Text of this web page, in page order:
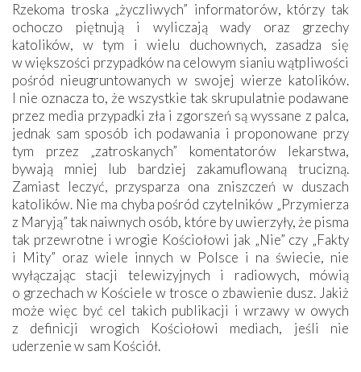
Rzekoma troska „życzliwych” informatorów, którzy tak
ochoczo piętnują i wyliczają wady oraz grzechy
katolików, w tym i wielu duchownych, zasadza się
w większości przypadków na celowym sianiu wątpliwości
pośród nieugruntowanych w swojej wierze katolików.
I nie oznacza to, że wszystkie tak skrupulatnie podawane
przez media przypadki zła i zgorszeń są wys­sane z palca,
jednak sam sposób ich podawania i proponowane przy
tym przez „zatroskanych” komentatorów lekarstwa,
bywają mniej lub bardziej zakamuflowaną trucizną.
Zamiast leczyć, przysparza ona zniszczeń w duszach
katolików. Nie ma chyba pośród czytelników „Przymierza
z Maryją” tak naiwnych osób, które by uwierzyły, że pisma
tak przewrotne i wrogie Kościołowi jak „Nie” czy „Fakty
i Mity” oraz wiele innych w Polsce i na świecie, nie
wyłączając stacji telewizyjnych i radiowych, mówią
o grzechach w Kościele w trosce o zbawienie dusz. Jakiż
może więc być cel takich publikacji i wrzawy w owych
z definicji wrogich Kościołowi mediach, jeśli nie
uderzenie w sam Kościół.